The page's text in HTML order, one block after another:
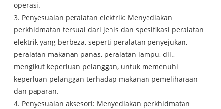
operasi.
3. Penyesuaian peralatan elektrik: Menyediakan
perkhidmatan tersuai dari jenis dan spesifikasi peralatan
elektrik yang berbeza, seperti peralatan penyejukan,
peralatan makanan panas, peralatan lampu, dll.,
mengikut keperluan pelanggan, untuk memenuhi
keperluan pelanggan terhadap makanan pemeliharaan
dan paparan.
4. Penyesuaian aksesori: Menyediakan perkhidmatan